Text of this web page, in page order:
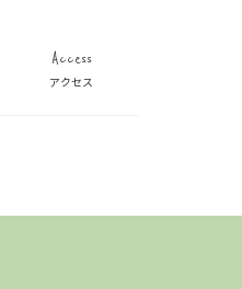
Access
アクセス